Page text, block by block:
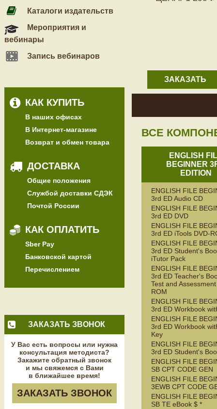
Каталоги издательств
Мероприятия и
вебинары
Запись вебинаров
КАК КУПИТЬ
В наших офисах
В Интернет-магазине
Возврат и обмен товара
ДОСТАВКА
Общие положения
Службой доставки СДЭК
Почтой России
КАК ОПЛАТИТЬ
Sber Pay
Банковской картой
Перечислением
ЗАКАЗАТЬ ЗВОНОК
У Вас есть вопросы или нужна
консультация методиста?
Закажите обратный звонок
и мы свяжемся с Вами
в ближайшее время!
ЗАКАЗАТЬ ЗВОНОК
ЗАКАЗАТЬ
ВСЕ
ENGLISH
BEGINNER
EDITION
ENGLISH FILE
3rd ED Audio CD
ENGLISH FILE
3rd ED DVD
ENGLISH FILE
3rd ED iTools DVD-
ENGLISH FILE
3rd ED Student's
iTutor Pack
ENGLISH FILE
3rd ED Teacher's
Test and
ROM
ENGLISH FILE
3rd ED Workbook
ENGLISH FILE
3rd ED Workbook
Key
ENGLISH FILE
3rd ED Student's
ENGLISH FILE
SB CPT CODE GEN
ENGLISH FILE
3EWB CPT CODE
ENGLISH FILE
SB TE eBook $ *